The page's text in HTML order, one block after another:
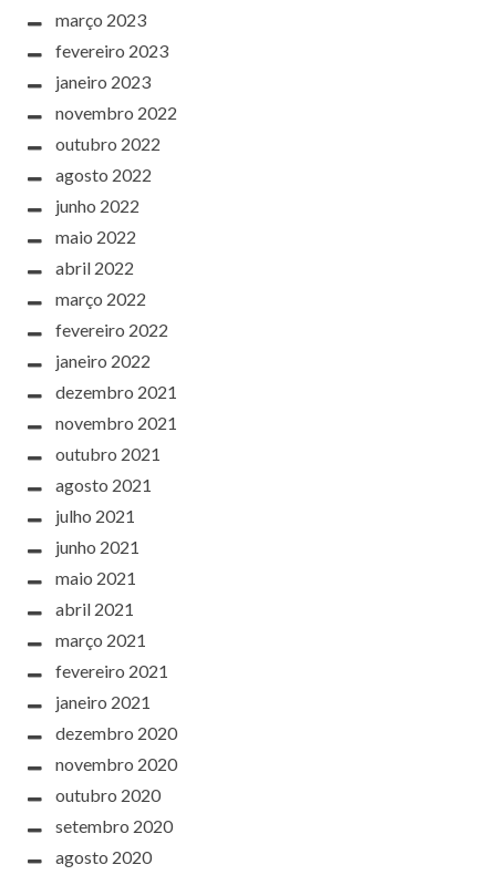
março 2023
fevereiro 2023
janeiro 2023
novembro 2022
outubro 2022
agosto 2022
junho 2022
maio 2022
abril 2022
março 2022
fevereiro 2022
janeiro 2022
dezembro 2021
novembro 2021
outubro 2021
agosto 2021
julho 2021
junho 2021
maio 2021
abril 2021
março 2021
fevereiro 2021
janeiro 2021
dezembro 2020
novembro 2020
outubro 2020
setembro 2020
agosto 2020